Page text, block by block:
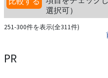
選択可）
251-300件を表示(全311件)
PR